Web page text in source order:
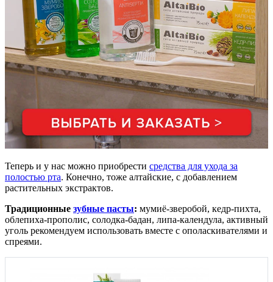
Теперь и у нас можно приобрести средства для ухода за
полостью рта. Конечно, тоже алтайские, с добавлением
растительных экстрактов.
Традиционные зубные пасты: мумиё-зверобой, кедр-пихта,
облепиха-прополис, солодка-бадан, липа-календула, активный
уголь рекомендуем использовать вместе с ополаскивателями и
спреями.